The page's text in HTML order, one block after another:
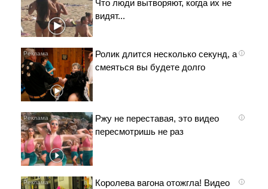
Что люди вытворяют, когда их не
видят...
i
Ролик длится несколько секунд, а
смеяться вы будете долго
i
Ржу не переставая, это видео
пересмотришь не раз
i
Королева вагона отожгла! Видео